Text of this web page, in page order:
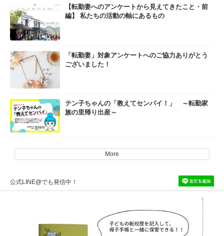
【転勤妻へのアンケートから見えてきたこと・前
編】 私たちの活動の軸にあるもの
「転勤妻」対象アンケートへのご協力ありがとう
ございました！
テン子ちゃんの「教えてセンパイ！」 ～転勤家
族の里帰り出産～
More
公式LINE@でも発信中！